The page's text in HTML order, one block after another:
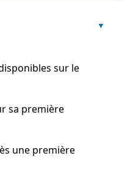
sur le
sa première
une première